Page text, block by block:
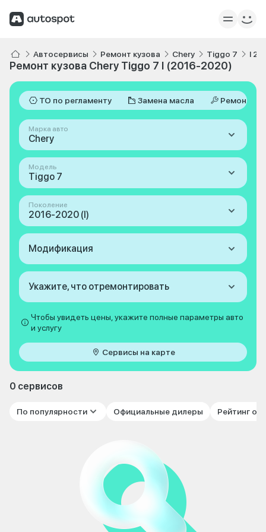
Автосервисы Ремонт кузова Chery Tiggo 7 I
Ремонт кузова Chery Tiggo 7 I (2016-2020)
ТО по регламенту Замена масла Ремонт
Марка авто
Chery
Модель
Tiggo 7
Поколение
2016-2020 (I)
Модификация
Укажите, что отремонтировать
Чтобы увидеть цены, укажите полные параметры авто
и услугу
Сервисы на карте
0 сервисов
По популярности Официальные дилеры Рейтинг